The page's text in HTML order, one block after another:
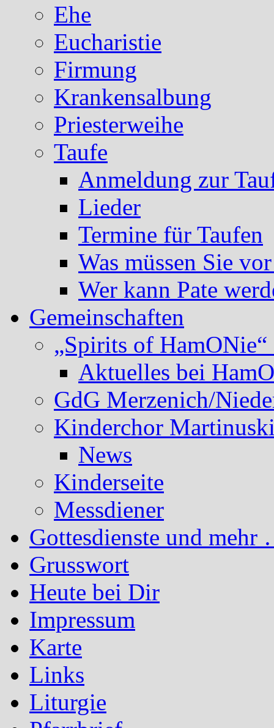
Ehe
Eucharistie
Firmung
Krankensalbung
Priesterweihe
Taufe
Anmeldung zur
Lieder
Termine für Taufen
Was müssen Sie
Wer kann Pate
Gemeinschaften
„Spirits of HamONie“
Aktuelles bei
GdG Merzenich/
Kinderchor
News
Kinderseite
Messdiener
Gottesdienste und mehr
Grusswort
Heute bei Dir
Impressum
Karte
Links
Liturgie